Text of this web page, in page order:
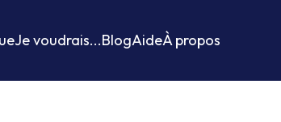
Je voudrais...BlogAideÀ propos